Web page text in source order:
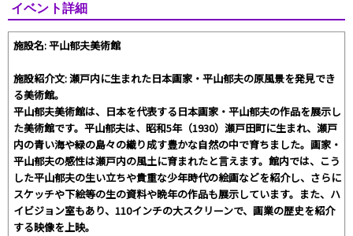
イベント詳細
施設名: 平山郁夫美術館
施設紹介文: 瀬戸内に生まれた日本画家・平山郁夫の原風景を発見でき
る美術館。
平山郁夫美術館は、日本を代表する日本画家・平山郁夫の作品を展示し
た美術館です。平山郁夫は、昭和5年（1930）瀬戸田町に生まれ、瀬戸
内の青い海や緑の島々の織り成す豊かな自然の中で育ちました。画家・
平山郁夫の感性は瀬戸内の風土に育まれたと言えます。館内では、こう
した平山郁夫の生い立ちや貴重な少年時代の絵画などを紹介し、さらに
スケッチや下絵等の生の資料や晩年の作品も展示しています。また、ハ
イビジョン室もあり、110インチの大スクリーンで、画業の歴史を紹介
する映像を上映。